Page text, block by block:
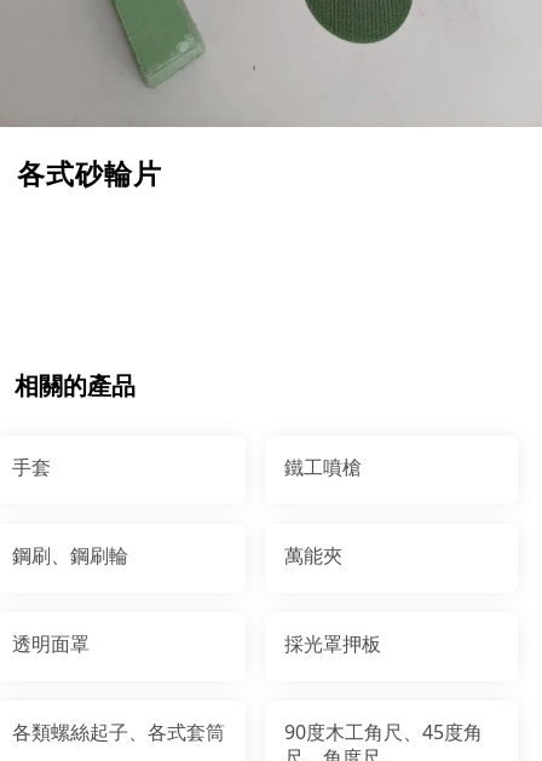
各式砂輪片
相關的產品
手套 鐵工噴槍
鋼刷、鋼刷輪 萬能夾
透明面罩 採光罩押板
各類螺絲起子、各式套筒
90度木工角尺、45度角